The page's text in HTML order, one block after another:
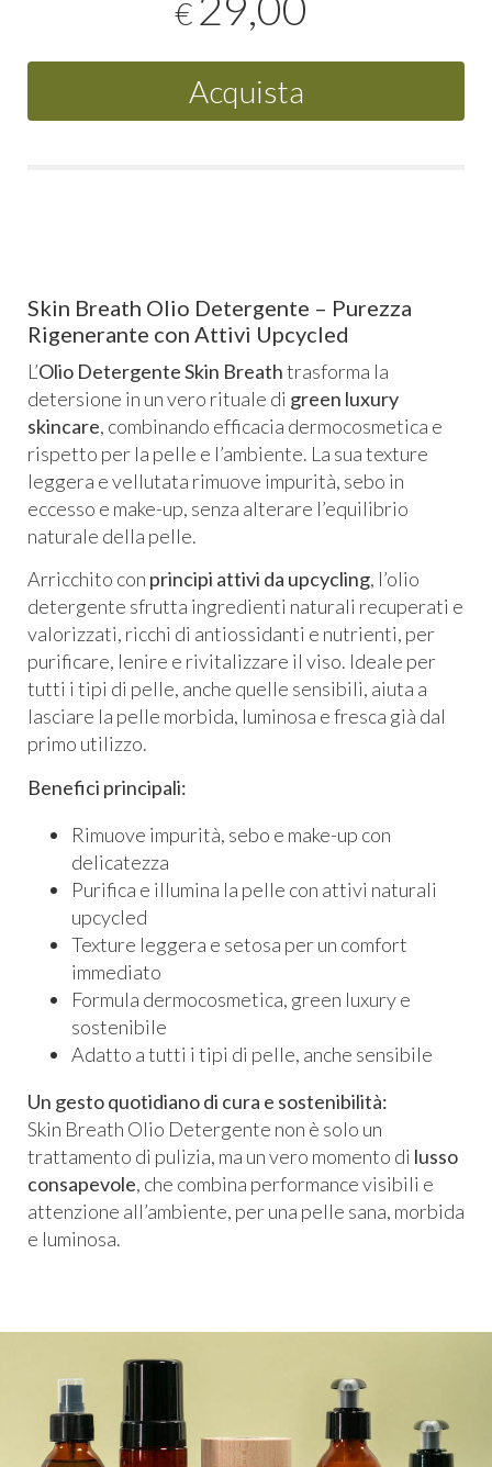
€
Acquista
Skin Breath Olio Detergente – Purezza
Rigenerante con Attivi Upcycled
L’Olio Detergente Skin Breathtrasforma la
detersione in un vero rituale di green luxury
skincare, combinando efficacia dermocosmetica e
rispetto per la pelle e l’ambiente. La sua texture
leggera e vellutata rimuove impurità, sebo in
eccesso e make-up, senza alterare l’equilibrio
naturale della pelle.
Arricchito con principi attivi da upcycling, l’olio
detergente sfrutta ingredienti naturali recuperati e
valorizzati, ricchi di antiossidanti e nutrienti, per
purificare, lenire e rivitalizzare il viso. Ideale per
tutti i tipi di pelle, anche quelle sensibili, aiuta a
lasciare la pelle morbida, luminosa e fresca già dal
primo utilizzo.
Benefici principali:
Rimuove impurità, sebo e make-up con
delicatezza
Purifica e illumina la pelle con attivi naturali
upcycled
Texture leggera e setosa per un comfort
immediato
Formula dermocosmetica, green luxury e
sostenibile
Adatto a tutti i tipi di pelle, anche sensibile
Un gesto quotidiano di cura e sostenibilità:
Skin Breath Olio Detergente non è solo un
trattamento di pulizia, ma un vero momento di lusso
consapevole, che combina performance visibili e
attenzione all’ambiente, per una pelle sana, morbida
e luminosa.